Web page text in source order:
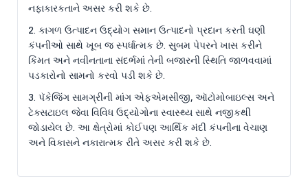
નફાકારકતાને અસર કરી શકે છે.
2. કાગળ ઉત્પાદન ઉદ્યોગ સમાન ઉત્પાદનો પ્રદાન કરતી ઘણી
કંપનીઓ સાથે ખૂબ જ સ્પર્ધાત્મક છે. સુબમ પેપરને ખાસ કરીને
કિંમત અને નવીનતાના સંદર્ભમાં તેની બજારની સ્થિતિ જાળવવામાં
પડકારોનો સામનો કરવો પડી શકે છે.
3. પૅકેજિંગ સામગ્રીની માંગ એફએમસીજી, ઑટોમોબાઇલ્સ અને
ટેક્સટાઇલ જેવા વિવિધ ઉદ્યોગોના સ્વાસ્થ્ય સાથે નજીકથી
જોડાયેલ છે. આ ક્ષેત્રોમાં કોઈપણ આર્થિક મંદી કંપનીના વેચાણ
અને વિકાસને નકારાત્મક રીતે અસર કરી શકે છે.